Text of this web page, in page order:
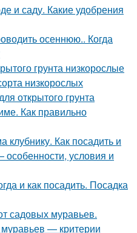
и саду. Какие удобрения
осеннюю.. Когда
грунта низкорослые
низкорослых
открытого грунта
Как правильно
клубнику. Как посадить и
условия и
и как посадить. Посадка
садовых муравьев.
— критерии